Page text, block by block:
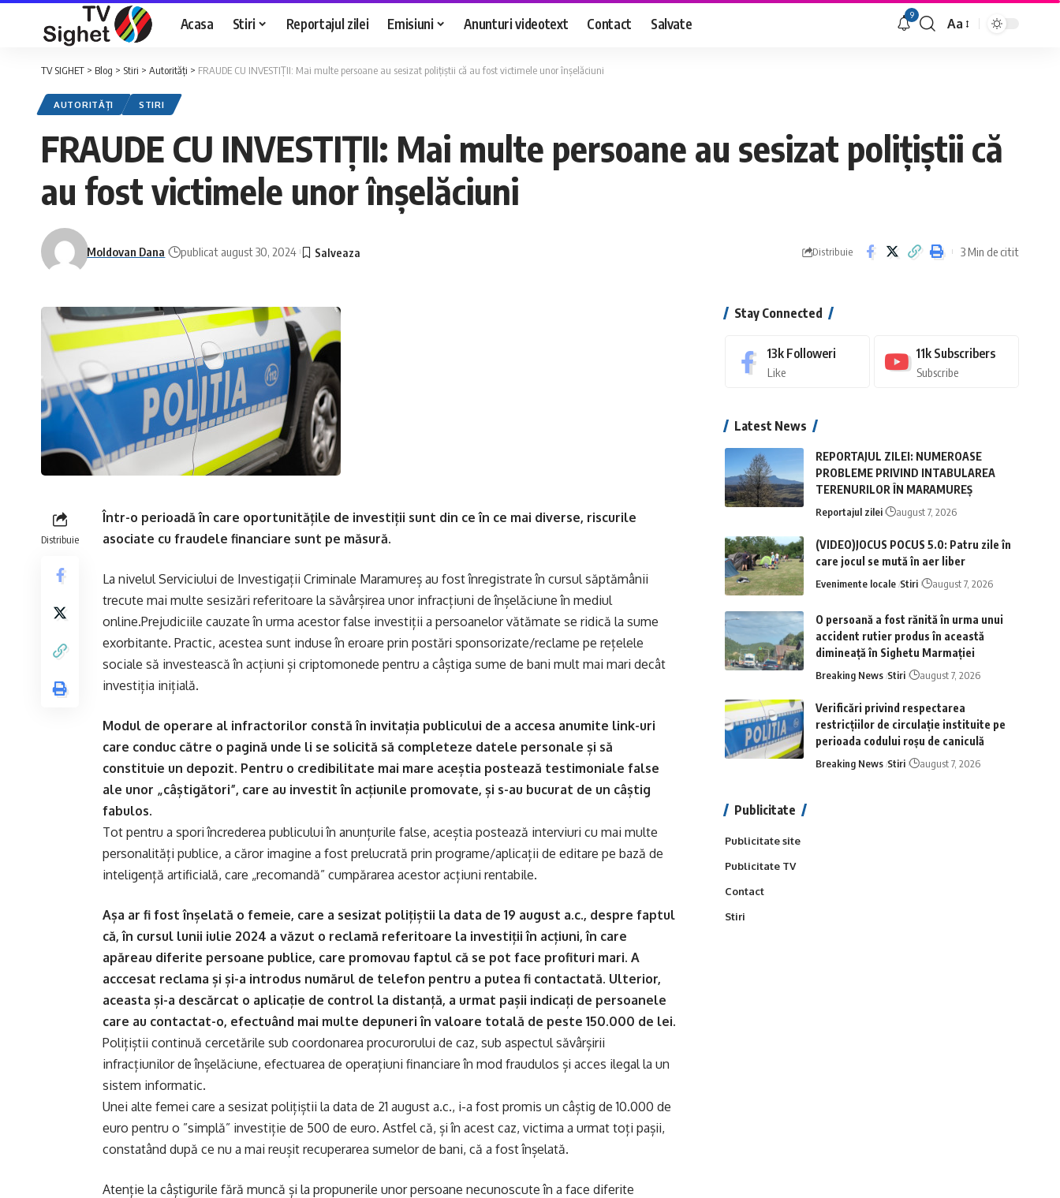
Acasa Stiri Reportajul zilei Emisiuni Anunturi videotext Contact Salvate 9
Font
Aa
TV SIGHET > Blog > Stiri > Autorități > FRAUDE CU INVESTIȚII: Mai multe persoane au sesizat polițiștii că au fost victimele unor înșelăciuni
AUTORITĂȚI STIRI
FRAUDE CU INVESTIȚII: Mai multe persoane au sesizat polițiștii că
au fost victimele unor înșelăciuni
Moldovan Dana publicat august 30, 2024 Distribuie 3 Min de citit
Distribuie
Într-o perioadă în care oportunitățile de investiții sunt din ce în ce mai diverse, riscurile
asociate cu fraudele financiare sunt pe măsură.
La nivelul Serviciului de Investigații Criminale Maramureș au fost înregistrate în cursul săptămânii
trecute mai multe sesizări referitoare la săvârșirea unor infracțiuni de înșelăciune în mediul
online.Prejudiciile cauzate în urma acestor false investiții a persoanelor vătămate se ridică la sume
exorbitante. Practic, acestea sunt induse în eroare prin postări sponsorizate/reclame pe rețelele
sociale să investească în acțiuni și criptomonede pentru a câștiga sume de bani mult mai mari decât
investiția inițială.
Modul de operare al infractorilor constă în invitația publicului de a accesa anumite link-uri
care conduc către o pagină unde li se solicită să completeze datele personale și să
constituie un depozit. Pentru o credibilitate mai mare aceștia postează testimoniale false
ale unor „câștigători”, care au investit în acțiunile promovate, și s-au bucurat de un câștig
fabulos.
Tot pentru a spori încrederea publicului în anunțurile false, aceștia postează interviuri cu mai multe
personalități publice, a căror imagine a fost prelucrată prin programe/aplicații de editare pe bază de
inteligență artificială, care „recomandă” cumpărarea acestor acțiuni rentabile.
Așa ar fi fost înșelată o femeie, care a sesizat polițiștii la data de 19 august a.c., despre faptul
că, în cursul lunii iulie 2024 a văzut o reclamă referitoare la investiții în acțiuni, în care
apăreau diferite persoane publice, care promovau faptul că se pot face profituri mari. A
acccesat reclama și și-a introdus numărul de telefon pentru a putea fi contactată. Ulterior,
aceasta și-a descărcat o aplicație de control la distanță, a urmat pașii indicați de persoanele
care au contactat-o, efectuând mai multe depuneri în valoare totală de peste 150.000 de lei.
Polițiștii continuă cercetările sub coordonarea procurorului de caz, sub aspectul săvârșirii
infracțiunilor de înșelăciune, efectuarea de operațiuni financiare în mod fraudulos și acces ilegal la un
sistem informatic.
Unei alte femei care a sesizat polițiștii la data de 21 august a.c., i-a fost promis un câștig de 10.000 de
euro pentru o ”simplă” investiție de 500 de euro. Astfel că, și în acest caz, victima a urmat toți pașii,
constatând după ce nu a mai reușit recuperarea sumelor de bani, că a fost înșelată.
Atenție la câștigurile fără muncă și la propunerile unor persoane necunoscute în a face diferite
Stay Connected
13k Followeri
Like
11k Subscribers
Subscribe
Latest News
REPORTAJUL ZILEI: NUMEROASE
PROBLEME PRIVIND INTABULAREA
TERENURILOR ÎN MARAMUREȘ
Reportajul zilei august 7, 2026
(VIDEO)JOCUS POCUS 5.0: Patru zile în
care jocul se mută în aer liber
Evenimente locale Stiri august 7, 2026
O persoană a fost rănită în urma unui
accident rutier produs în această
dimineață în Sighetu Marmației
Breaking News Stiri august 7, 2026
Verificări privind respectarea
restricțiilor de circulație instituite pe
perioada codului roșu de caniculă
Breaking News Stiri august 7, 2026
Publicitate
Publicitate site
Publicitate TV
Contact
Stiri